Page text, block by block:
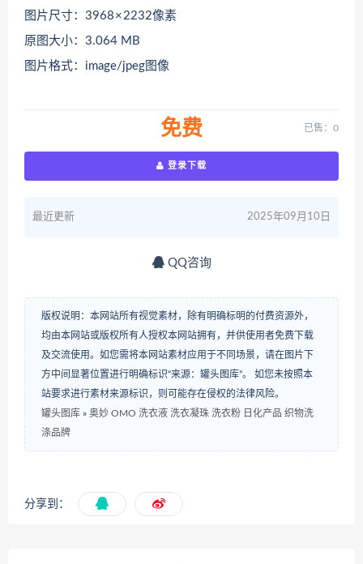
图片尺寸：3968 × 2232像素
原图大小：3.064 MB
图片格式：image/jpeg图像
免费 已售：0
登录下载
最近更新 2025年09月10日
QQ咨询
版权说明：本网站所有视觉素材，除有明确标明的付费资源外，
均由本网站或版权所有人授权本网站拥有，并供使用者免费下载
及交流使用。如您需将本网站素材应用于不同场景，请在图片下
方中间显著位置进行明确标识“来源：罐头图库”。 如您未按照本
站要求进行素材来源标识，则可能存在侵权的法律风险。
罐头图库 » 奥妙 OMO 洗衣液 洗衣凝珠 洗衣粉 日化产品 织物洗
涤品牌
分享到：